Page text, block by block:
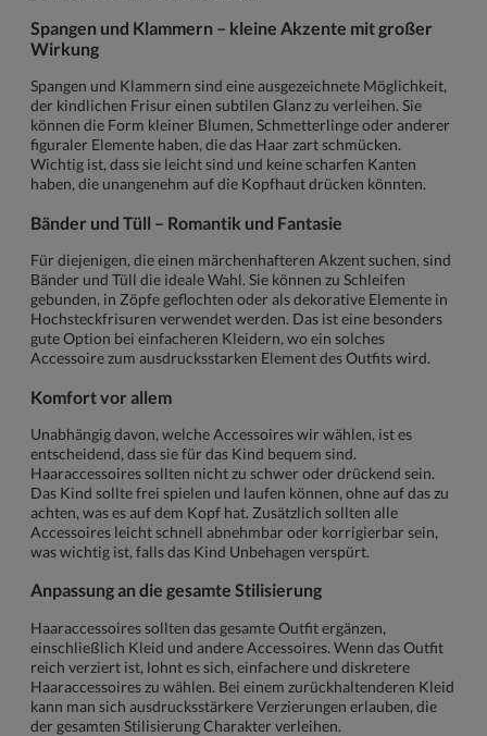
Spangen und Klammern – kleine Akzente mit großer
Wirkung
Spangen und Klammern sind eine ausgezeichnete Möglichkeit,
der kindlichen Frisur einen subtilen Glanz zu verleihen. Sie
können die Form kleiner Blumen, Schmetterlinge oder anderer
figuraler Elemente haben, die das Haar zart schmücken.
Wichtig ist, dass sie leicht sind und keine scharfen Kanten
haben, die unangenehm auf die Kopfhaut drücken könnten.
Bänder und Tüll – Romantik und Fantasie
Für diejenigen, die einen märchenhafteren Akzent suchen, sind
Bänder und Tüll die ideale Wahl. Sie können zu Schleifen
gebunden, in Zöpfe geflochten oder als dekorative Elemente in
Hochsteckfrisuren verwendet werden. Das ist eine besonders
gute Option bei einfacheren Kleidern, wo ein solches
Accessoire zum ausdrucksstarken Element des Outfits wird.
Komfort vor allem
Unabhängig davon, welche Accessoires wir wählen, ist es
entscheidend, dass sie für das Kind bequem sind.
Haaraccessoires sollten nicht zu schwer oder drückend sein.
Das Kind sollte frei spielen und laufen können, ohne auf das zu
achten, was es auf dem Kopf hat. Zusätzlich sollten alle
Accessoires leicht schnell abnehmbar oder korrigierbar sein,
was wichtig ist, falls das Kind Unbehagen verspürt.
Anpassung an die gesamte Stilisierung
Haaraccessoires sollten das gesamte Outfit ergänzen,
einschließlich Kleid und andere Accessoires. Wenn das Outfit
reich verziert ist, lohnt es sich, einfachere und diskretere
Haaraccessoires zu wählen. Bei einem zurückhaltenderen Kleid
kann man sich ausdrucksstärkere Verzierungen erlauben, die
der gesamten Stilisierung Charakter verleihen.